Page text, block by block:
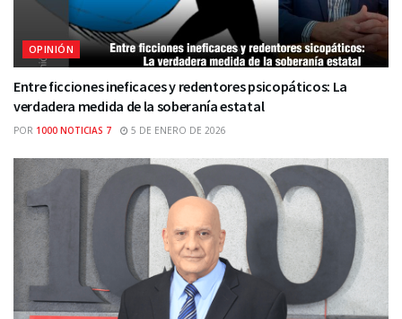
OPINIÓN
Entre ficciones ineficaces y redentores psicopáticos: La
verdadera medida de la soberanía estatal
POR 1000 NOTICIAS 7 5 DE ENERO DE 2026